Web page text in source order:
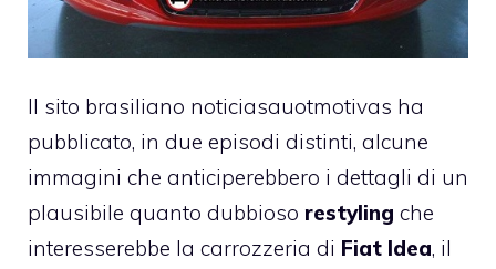
Il sito brasiliano noticiasauotmotivas ha
pubblicato, in due episodi distinti, alcune
immagini che anticiperebbero i dettagli di un
plausibile quanto dubbioso restyling che
interesserebbe la carrozzeria di Fiat Idea, il